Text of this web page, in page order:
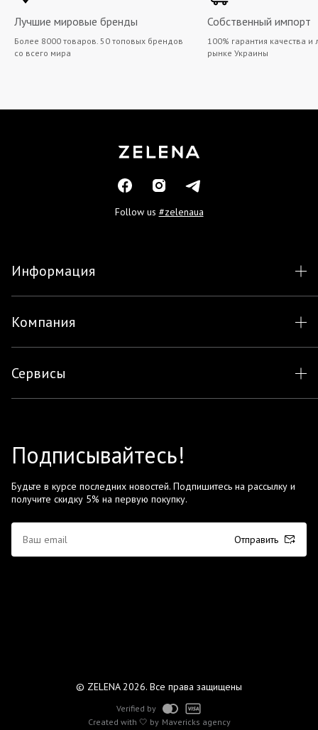
Лучшие мировые бренды
Более 8000 товаров. 50 топовых брендов
со всего мира
Собственный импорт
100% гарантия качества
рынке Украины
Follow us #zelenaua
Информация
Компания
Сервисы
Подписывайтесь!
Будьте в курсе последних новостей. Подпишитесь на рассылку и
получите скидку 5% на первую покупку.
Отправить
© ZELENA 2026. Все права защищены
Created with 🤍 by Mavericks agency
Verified by